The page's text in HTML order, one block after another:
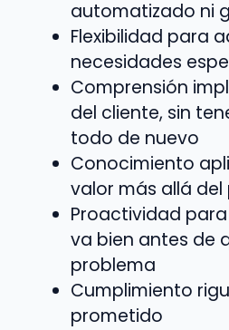
automatizado ni
Flexibilidad para
necesidades
Comprensión
del cliente, sin
todo de nuevo
Conocimiento
valor más allá
Proactividad
va bien antes de
problema
Cumplimiento
prometido